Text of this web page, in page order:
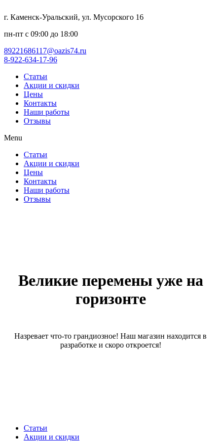
г. Каменск-Уральский, ул. Мусорского 16
пн-пт с 09:00 до 18:00
89221686117@oazis74.ru
8-922-634-17-96
Статьи
Акции и скидки
Цены
Контакты
Наши работы
Отзывы
Menu
Статьи
Акции и скидки
Цены
Контакты
Наши работы
Отзывы
Великие перемены уже на
горизонте
Назревает что-то грандиозное! Наш магазин находится в
разработке и скоро откроется!
Статьи
Акции и скидки